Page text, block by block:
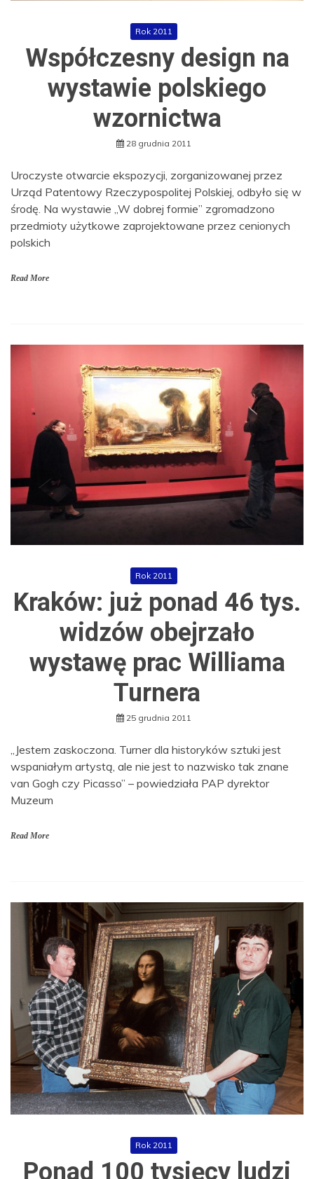
Rok 2011
Współczesny design na
wystawie polskiego
wzornictwa
28 grudnia 2011
Uroczyste otwarcie ekspozycji, zorganizowanej przez
Urząd Patentowy Rzeczypospolitej Polskiej, odbyło się w
środę. Na wystawie „W dobrej formie” zgromadzono
przedmioty użytkowe zaprojektowane przez cenionych
polskich
Read More
Rok 2011
Kraków: już ponad 46 tys.
widzów obejrzało
wystawę prac Williama
Turnera
25 grudnia 2011
„Jestem zaskoczona. Turner dla historyków sztuki jest
wspaniałym artystą, ale nie jest to nazwisko tak znane
van Gogh czy Picasso” – powiedziała PAP dyrektor
Muzeum
Read More
Rok 2011
Ponad 100 tysięcy ludzi